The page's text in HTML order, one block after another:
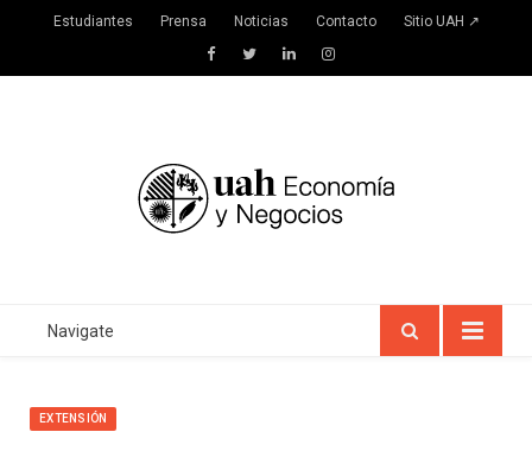
Estudiantes Prensa Noticias Contacto Sitio UAH ↗
FacebookTwitterLinkedInInstagram
Navigate
EXTENSIÓN